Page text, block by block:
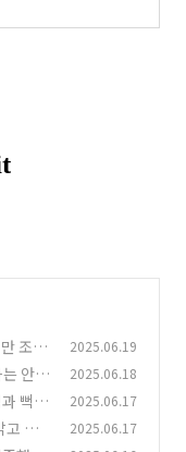
조기
2025.06.19
안구
2025.06.18
뻑뻑
2025.06.17
고 선
2025.06.17